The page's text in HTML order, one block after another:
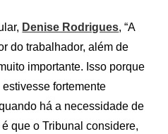
Denise Rodrigues, “A
do trabalhador, além de
importante. Isso porque
fortemente
há a necessidade de
que o Tribunal considere,